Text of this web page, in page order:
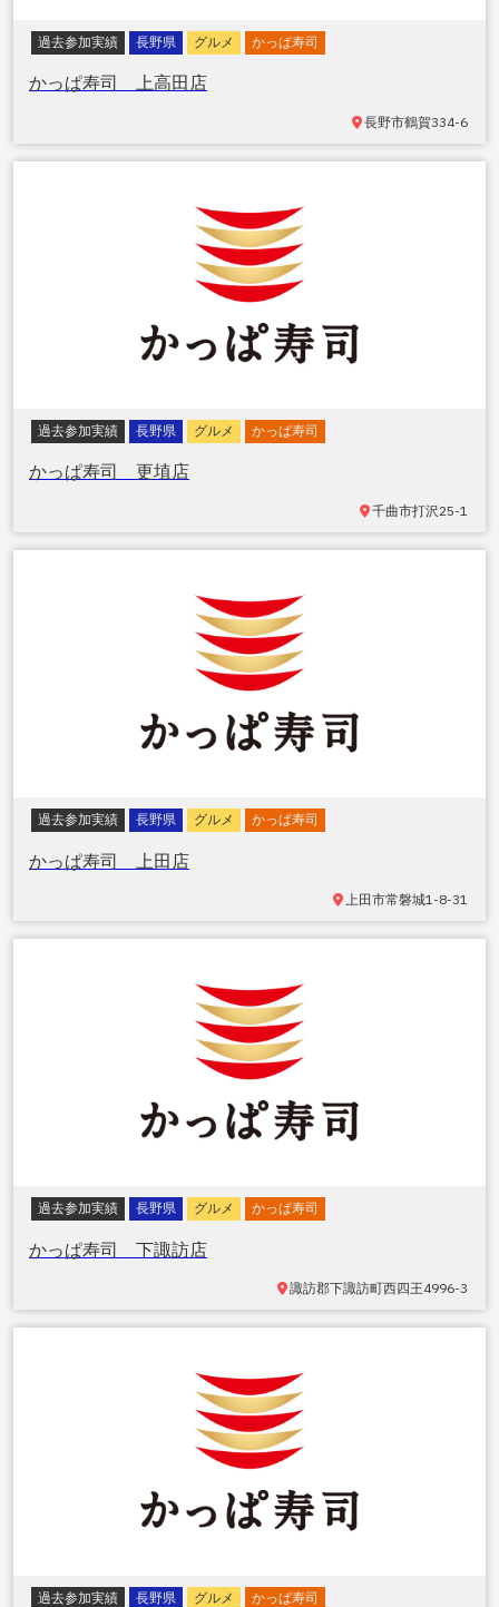
過去参加実績 長野県 グルメ かっぱ寿司
かっぱ寿司 上高田店
長野市鶴賀334-6
過去参加実績 長野県 グルメ かっぱ寿司
かっぱ寿司 更埴店
千曲市打沢25-1
過去参加実績 長野県 グルメ かっぱ寿司
かっぱ寿司 上田店
上田市常磐城1-8-31
過去参加実績 長野県 グルメ かっぱ寿司
かっぱ寿司 下諏訪店
諏訪郡下諏訪町西四王4996-3
過去参加実績 長野県 グルメ かっぱ寿司